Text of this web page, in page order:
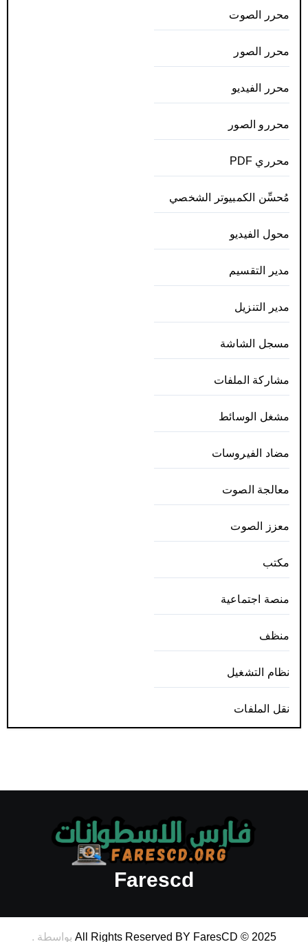
محرر الصوت
محرر الصور
محرر الفيديو
محررو الصور
محرري PDF
مُحسِّن الكمبيوتر الشخصي
محول الفيديو
مدير التقسيم
مدير التنزيل
مسجل الشاشة
مشاركة الملفات
مشغل الوسائط
مضاد الفيروسات
معالجة الصوت
معزز الصوت
مكتب
منصة اجتماعية
منظف
نظام التشغيل
نقل الملفات
Farescd
All Rights Reserved BY FaresCD © 2025 بواسطة .